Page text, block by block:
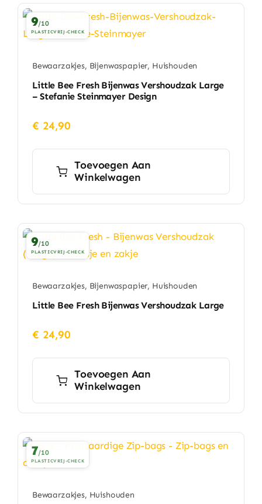
Huishouden
Eten & Drinken
Artikels & Nieuws
Over
9/10
PLASTICVRIJ-CHECK
Bewaarzakjes, Bijenwaspapier, Huishouden
Little Bee Fresh Bijenwas Vershoudzak Large
– Stefanie Steinmayer Design
€ 24,90
Toevoegen Aan
Winkelwagen
9/10
PLASTICVRIJ-CHECK
Bewaarzakjes, Bijenwaspapier, Huishouden
Little Bee Fresh Bijenwas Vershoudzak Large
€ 24,90
Toevoegen Aan
Winkelwagen
7/10
PLASTICVRIJ-CHECK
Bewaarzakjes, Huishouden